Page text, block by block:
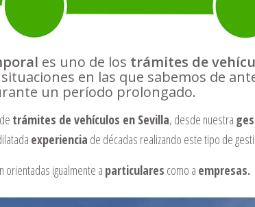
es uno de los trámites de
en las que sabemos de
un período prolongado.
trámites de vehículos en Sevilla, desde nuestra
experiencia de décadas realizando este tipo de
orientadas igualmente a particulares como a empresas.